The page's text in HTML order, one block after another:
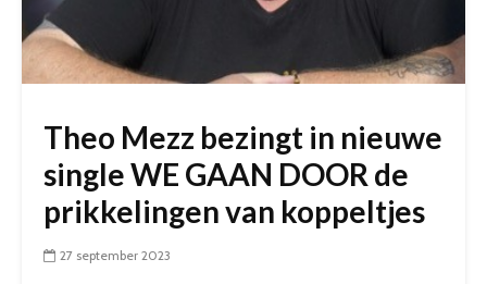
Theo Mezz bezingt in nieuwe
single WE GAAN DOOR de
prikkelingen van koppeltjes
27 september 2023